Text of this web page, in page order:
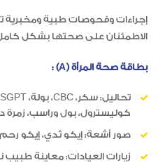
إجراءات وفحوصات طبية ومخبرية
الاطمئنان على صحتها بشكل
بطاقة صحة المرأة (A) :
كوليسترول، بول وراسب، زمرة
صور أشعة: إيكو ثدي، إيكو
زيارات العيادات: معاينة